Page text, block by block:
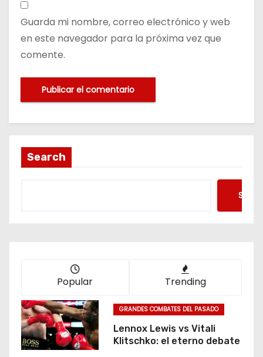
Guarda mi nombre, correo electrónico y web
en este navegador para la próxima vez que
comente.
Search
Popular Trending
GRANDES COMBATES DEL PASADO
Lennox Lewis vs Vitali
Klitschko: el eterno debate